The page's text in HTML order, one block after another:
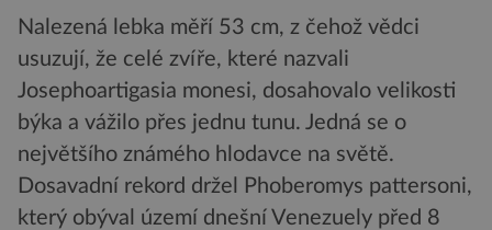
Nalezená lebka měří 53 cm, z čehož vědci
usuzují, že celé zvíře, které nazvali
Josephoartigasia monesi, dosahovalo velikosti
býka a vážilo přes jednu tunu. Jedná se o
největšího známého hlodavce na světě.
Dosavadní rekord držel Phoberomys pattersoni,
který obýval území dnešní Venezuely před 8